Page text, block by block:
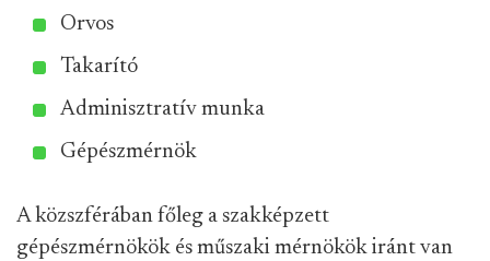
Orvos
Takarító
Adminisztratív munka
Gépészmérnök
A közszférában főleg a szakképzett
gépészmérnökök és műszaki mérnökök iránt van